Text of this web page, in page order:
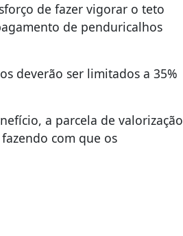
de fazer vigorar o teto
de penduricalhos
deverão ser limitados a 35%
a parcela de valorização
com que os